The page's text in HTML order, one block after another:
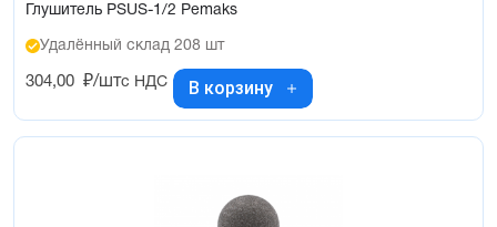
Глушитель PSUS-1/2 Pemaks
Удалённый склад 208 шт
304,00 ₽/штс НДС В корзину